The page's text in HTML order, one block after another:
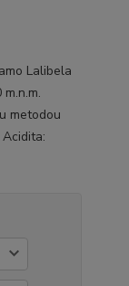
Lalibela
metodou